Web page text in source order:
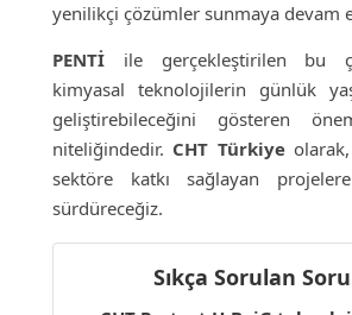
yenilikçi çözümler sunmaya devam
PENTİile gerçekleştirilen bu
kimyasal teknolojilerin günlük
geliştirebileceğini gösteren
niteliğindedir. CHT Türkiye
sektöre katkı sağlayan
sürdüreceğiz.
Sıkça Sorulan